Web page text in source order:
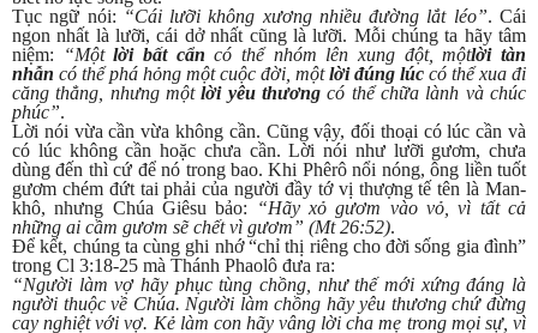
Tục ngữ nói: “Cái lưỡi không xương nhiều đường lắt léo”. Cái
ngon nhất là lưỡi, cái dở nhất cũng là lưỡi. Mỗi chúng ta hãy tâm
niệm:
“Mộtlời bất cẩn có thể nhóm lên xung đột, mộtlời tàn
nhẫn có thể phá hỏng một cuộc đời, mộtlời đúng lúc có thể xua đi
căng thẳng, nhưng mộtlời yêu thương có thể chữa lành và chúc
phúc”.
Lời nói vừa cần vừa không cần. Cũng vậy, đối thoại có lúc cần và
có lúc không cần hoặc chưa cần. Lời nói như lưỡi gươm, chưa
dùng đến thì cứ để nó trong bao. Khi Phêrô nổi nóng, ông liền tuốt
gươm chém đứt tai phải của người đầy tớ vị thượng tế tên là Man-
khô, nhưng Chúa Giêsu bảo:
“Hãy xỏ gươm vào vỏ, vì tất cả
những ai cầm gươm sẽ chết vì gươm” (Mt 26:52).
Để kết, chúng ta cùng ghi nhớ “chỉ thị riêng cho đời sống gia đình”
trong Cl 3:18-25 mà Thánh Phaolô đưa ra:
“Người làm vợ hãy phục tùng chồng, như thế mới xứng đáng là
người thuộc về Chúa. Người làm chồng hãy yêu thương chứ đừng
cay nghiệt với vợ. Kẻ làm con hãy vâng lời cha mẹ trong mọi sự, vì